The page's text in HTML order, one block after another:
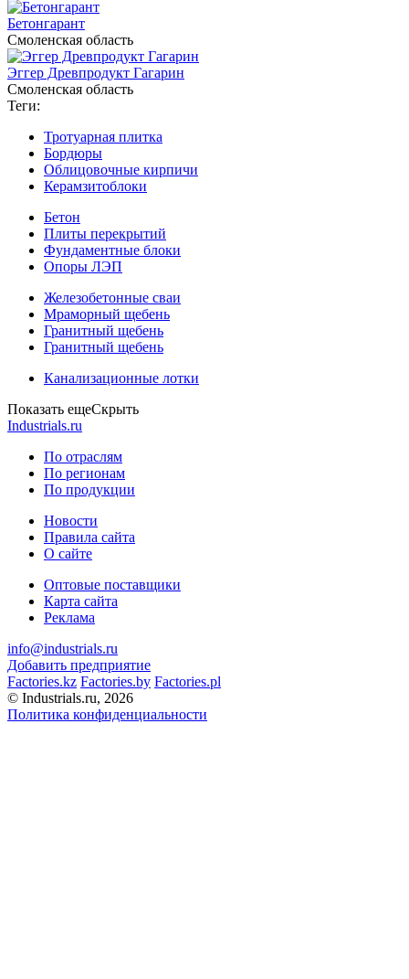
Бетонгарант
Смоленская область
Эггер Древпродукт Гагарин
Смоленская область
Теги:
Тротуарная плитка
Бордюры
Облицовочные кирпичи
Керамзитоблоки
Бетон
Плиты перекрытий
Фундаментные блоки
Опоры ЛЭП
Железобетонные сваи
Мраморный щебень
Гранитный щебень
Гранитный щебень
Канализационные лотки
Показать ещеСкрыть
Industrials.ru
По отраслям
По регионам
По продукции
Новости
Правила сайта
О сайте
Оптовые поставщики
Карта сайта
Реклама
info@industrials.ru
Добавить предприятие
Factories.kz Factories.by Factories.pl
© Industrials.ru, 2026
Политика конфиденциальности